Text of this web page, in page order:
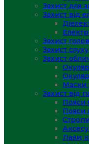
Захист для
Захист від
Захист
Захист слуху
Захист
Маски
Захист від
Пояси
Пояси
Лази,